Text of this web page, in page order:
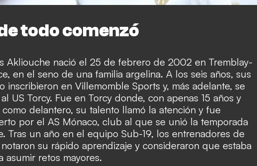
todo comenzó
Akliouche nació el 25 de febrero de 2002 en Tremblay-
en el seno de una familia argelina. A los seis años, sus
inscribieron en Villemomble Sports y, más adelante, se
US Torcy. Fue en Torcy donde, con apenas 15 años y
delantero, su talento llamó la atención y fue
por el AS Mónaco, club al que se unió la temporada
Tras un año en el equipo Sub-19, los entrenadores de
su rápido aprendizaje y consideraron que estaba
asumir retos mayores.